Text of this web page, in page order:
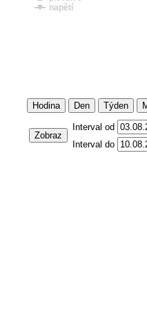
napětí
Hodina Den Týden
Zobraz
Interval od
Interval do